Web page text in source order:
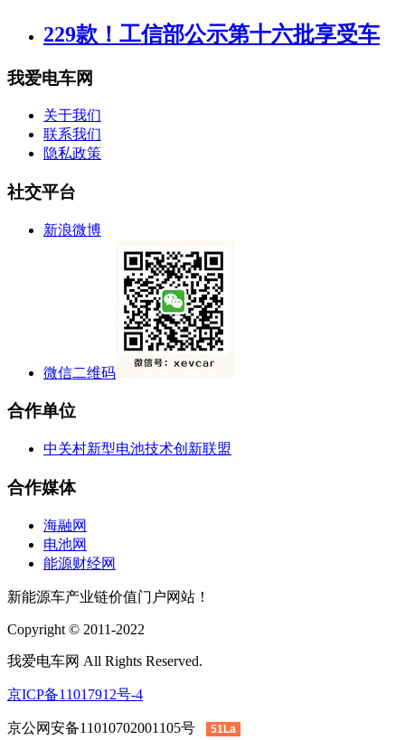
229款！工信部公示第十六批享受车
我爱电车网
关于我们
联系我们
隐私政策
社交平台
新浪微博
微信二维码
合作单位
中关村新型电池技术创新联盟
合作媒体
海融网
电池网
能源财经网
新能源车产业链价值门户网站！
Copyright © 2011-2022
我爱电车网 All Rights Reserved.
京ICP备11017912号-4
京公网安备11010702001105号 51La